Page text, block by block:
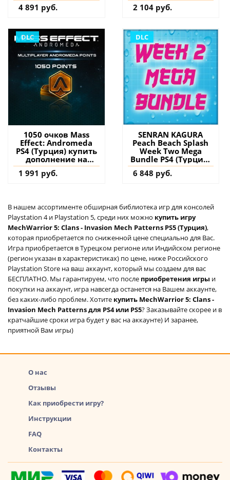
4 891 руб. 2 104 руб.
DLC
1050 очков Mass
Effect: Andromeda
PS4 (Турция) купить
дополнение на
аккаунт
1 991 руб.
DLC
SENRAN KAGURA
Peach Beach Splash
Week Two Mega
Bundle PS4 (Турция)
купить дополнение
на аккаунт
6 848 руб.
В нашем ассортименте обширная библиотека игр для консолей
Playstation 4 и Playstation 5, среди них можно купить игру
MechWarrior 5: Clans - Invasion Mech Patterns PS5 (Турция),
которая приобретается по сниженной цене специально для Вас.
Игра приобретается в Турецком регионе или Индийском регионе
(регион указан в характеристиках) по цене, ниже Российского
Playstation Store на ваш аккаунт, который мы создаем для вас
БЕСПЛАТНО. Мы гарантируем, что после приобретения игры и
покупки на аккаунт, игра навсегда останется на Вашем аккаунте,
без каких-либо проблем. Хотите купить MechWarrior 5: Clans -
Invasion Mech Patterns для PS4 или PS5? Заказывайте скорее и в
кратчайшие сроки игра будет у вас на аккаунте) И заранее,
приятной Вам игры)
О нас
Отзывы
Как приобрести игру?
Инструкции
FAQ
Контакты